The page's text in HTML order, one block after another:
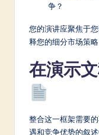
争？
您的演讲应聚焦于
释您的细分市场策
在演示
整合这一框架需要
遇和竞争优势的叙